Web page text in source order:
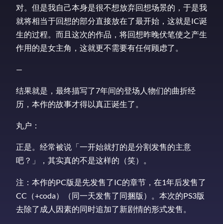
对。但是我自己本身是很不想放弃回想场景的，于是我
就将相当于回想的部分直接放在了最开始，这就是IC诞
生的过程。而且这次的作品，将回想昨晚伏笔使之产生
作用的是女主角，这就更不需要有任何顾虑了。
—
结果就是，最终描写了7年间的登场人物们的曲折经
历，本作的故事才得以真正诞生了。
丸户：
正是。经常被说「一开始就打的是分割发售的主意
吧？」，其实真的不是这样的（笑）。
注：本作的PC版是先发售了IC的章节，在1年后发售了
CC（+coda）（同一天发售了同捆版）。本次的PS3版
去除了成人因素的同时追加了新剧情的形式发售。